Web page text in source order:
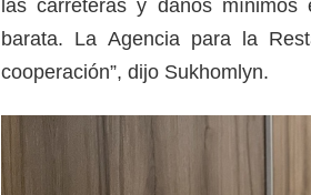
las carreteras y daños mínimos
barata. La Agencia para la
cooperación”, dijo Sukhomlyn.